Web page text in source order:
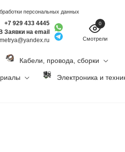
персональных данных
+7 929 433 4445
Заявки на email
0
Смотрели
Кабели, провода, сборки
Электроника и